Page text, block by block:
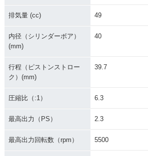
排気量 (cc) 49
内径（シリンダーボア）
(mm)
40
行程（ピストンストロー
ク）(mm)
39.7
圧縮比（:1） 6.3
最高出力（PS） 2.3
最高出力回転数（rpm） 5500